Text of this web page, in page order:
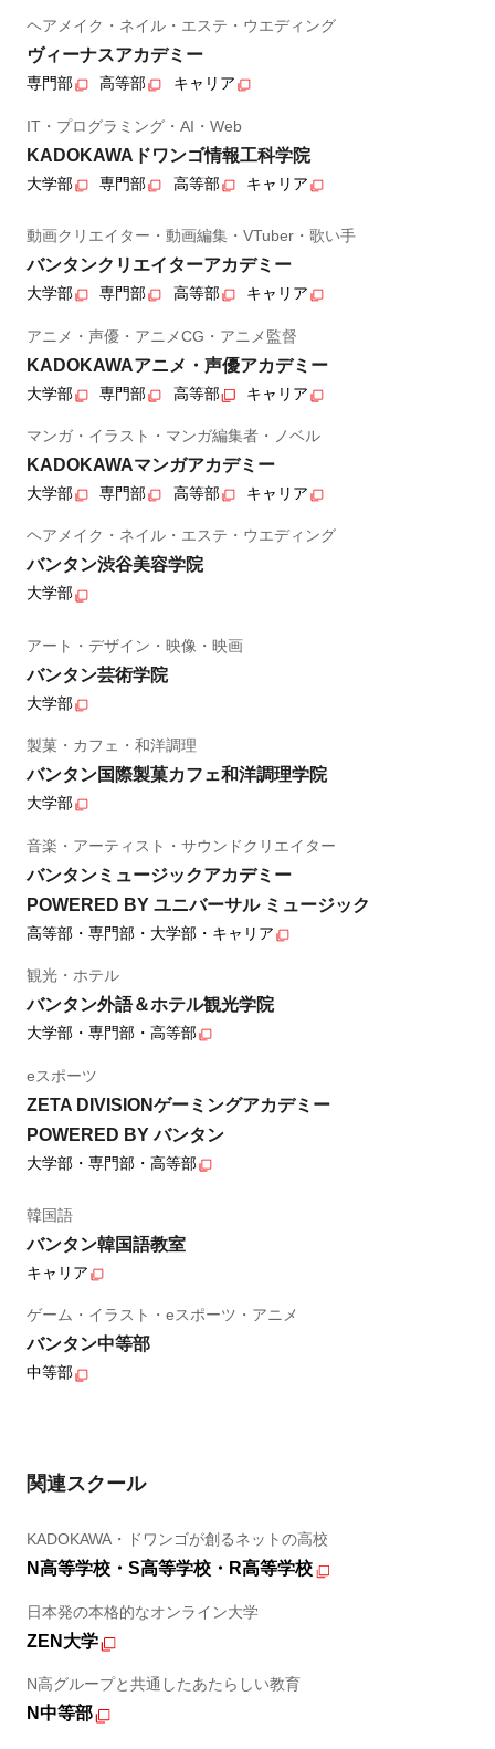
ヘアメイク・ネイル・エステ・ウエディング
ヴィーナスアカデミー
専門部 高等部 キャリア
IT・プログラミング・AI・Web
KADOKAWAドワンゴ情報工科学院
大学部 専門部 高等部 キャリア
動画クリエイター・動画編集・VTuber・歌い手
バンタンクリエイターアカデミー
大学部 専門部 高等部 キャリア
アニメ・声優・アニメCG・アニメ監督
KADOKAWAアニメ・声優アカデミー
大学部 専門部 高等部 キャリア
マンガ・イラスト・マンガ編集者・ノベル
KADOKAWAマンガアカデミー
大学部 専門部 高等部 キャリア
ヘアメイク・ネイル・エステ・ウエディング
バンタン渋谷美容学院
大学部
アート・デザイン・映像・映画
バンタン芸術学院
大学部
製菓・カフェ・和洋調理
バンタン国際製菓カフェ和洋調理学院
大学部
音楽・アーティスト・サウンドクリエイター
バンタンミュージックアカデミー
POWERED BY ユニバーサル ミュージック
高等部・専門部・大学部・キャリア
観光・ホテル
バンタン外語＆ホテル観光学院
大学部・専門部・高等部
eスポーツ
ZETA DIVISIONゲーミングアカデミー
POWERED BY バンタン
大学部・専門部・高等部
韓国語
バンタン韓国語教室
キャリア
ゲーム・イラスト・eスポーツ・アニメ
バンタン中等部
中等部
関連スクール
KADOKAWA・ドワンゴが創るネットの高校
N高等学校・S高等学校・R高等学校
日本発の本格的なオンライン大学
ZEN大学
N高グループと共通したあたらしい教育
N中等部